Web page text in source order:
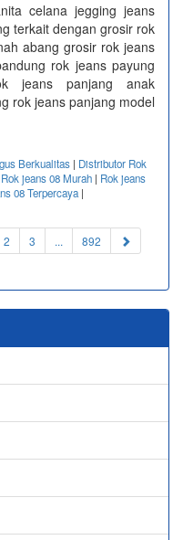
celana jegging jeans
terkait dengan grosir rok
abang grosir rok jeans
rok jeans payung
jeans panjang anak
rok jeans panjang model
Berkualitas | Distributor Rok
Rok jeans 08 Murah | Rok jeans
08 Terpercaya |
2 3 ... 892